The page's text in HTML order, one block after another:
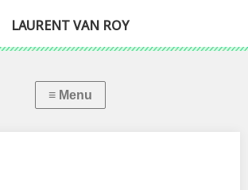
LAURENT VAN ROY